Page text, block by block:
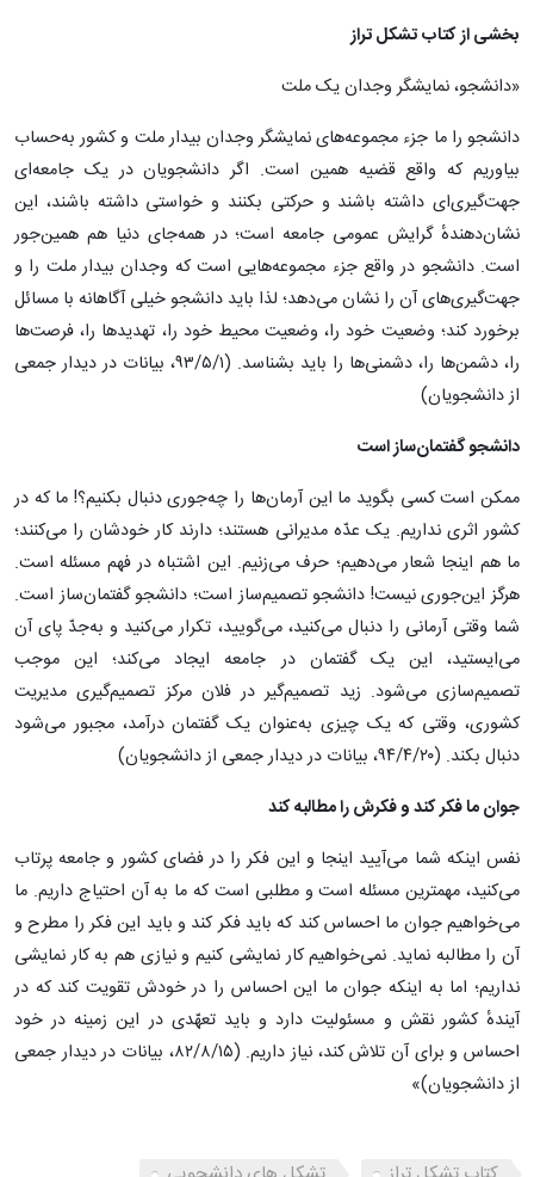
بخشی از کتاب تشکل تراز
«دانشجو، نمایشگر وجدان یک ملت
دانشجو را ما جزء مجموعه‌های نمایشگر وجدان بیدار ملت و کشور به‌حساب
بیاوریم که واقع قضیه همین است. اگر دانشجویان در یک جامعه‌ای
جهت‌گیری‌ای داشته باشند و حرکتی بکنند و خواستی داشته باشند، این
نشان‌دهندهٔ گرایش عمومی جامعه است؛ در همه‌جای دنیا هم همین‌جور
است. دانشجو در واقع جزء مجموعه‌هایی است که وجدان بیدار ملت را و
جهت‌گیری‌های آن را نشان می‌دهد؛ لذا باید دانشجو خیلی آگاهانه با مسائل
برخورد کند؛ وضعیت خود را، وضعیت محیط خود را، تهدیدها را، فرصت‌ها
را، دشمن‌ها را، دشمنی‌ها را باید بشناسد. (۹۳/۵/۱، بیانات در دیدار جمعی
از دانشجویان)
دانشجو گفتمان‌ساز است
ممکن است کسی بگوید ما این آرمان‌ها را چه‌جوری دنبال بکنیم؟! ما که در
کشور اثری نداریم. یک عدّه مدیرانی هستند؛ دارند کار خودشان را می‌کنند؛
ما هم اینجا شعار می‌دهیم؛ حرف می‌زنیم. این اشتباه در فهم مسئله است.
هرگز این‌جوری نیست! دانشجو تصمیم‌ساز است؛ دانشجو گفتمان‌ساز است.
شما وقتی آرمانی را دنبال می‌کنید، می‌گویید، تکرار می‌کنید و به‌جدّ پای آن
می‌ایستید، این یک گفتمان در جامعه ایجاد می‌کند؛ این موجب
تصمیم‌سازی می‌شود. زید تصمیم‌گیر در فلان مرکز تصمیم‌گیری مدیریت
کشوری، وقتی که یک چیزی به‌عنوان یک گفتمان درآمد، مجبور می‌شود
دنبال بکند. (۹۴/۴/۲۰، بیانات در دیدار جمعی از دانشجویان)
جوان ما فکر کند و فکرش را مطالبه کند
نفس اینکه شما می‌آیید اینجا و این فکر را در فضای کشور و جامعه پرتاب
می‌کنید، مهمترین مسئله است و مطلبی است که ما به آن احتیاج داریم. ما
می‌خواهیم جوان ما احساس کند که باید فکر کند و باید این فکر را مطرح و
آن را مطالبه نماید. نمی‌خواهیم کار نمایشی کنیم و نیازی هم به کار نمایشی
نداریم؛ اما به اینکه جوان ما این احساس را در خودش تقویت کند که در
آیندهٔ کشور نقش و مسئولیت دارد و باید تعهّدی در این زمینه در خود
احساس و برای آن تلاش کند، نیاز داریم. (۸۲/۸/۱۵، بیانات در دیدار جمعی
از دانشجویان)»